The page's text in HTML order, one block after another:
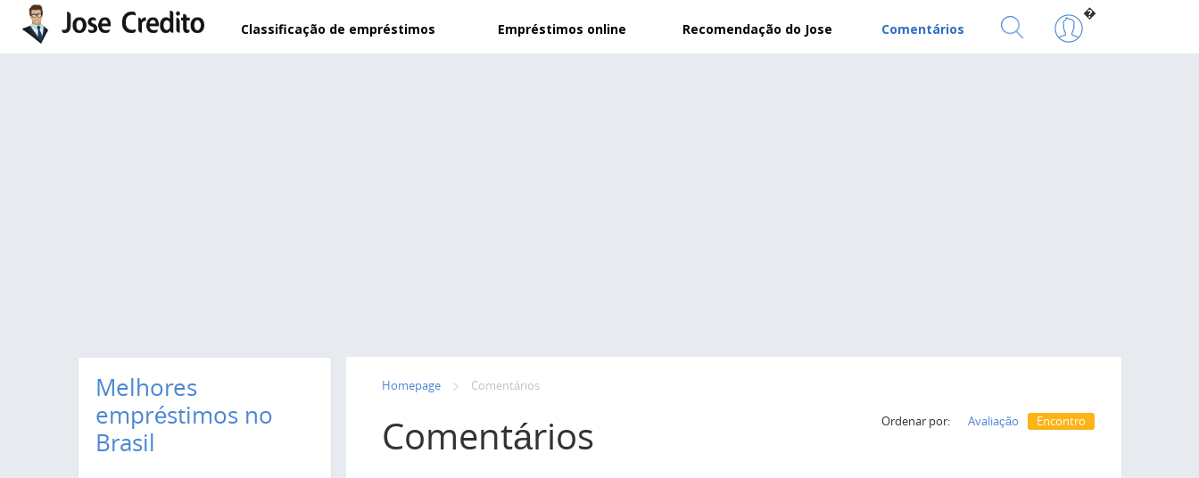
Pular para o conteúdo principal
Classificação de empréstimos Empréstimos online Recomendação do Jose Comentários
�
Homepage Сomentários
Comentários Ordenar por: Avaliação Encontro
Melhores
empréstimos no
Brasil